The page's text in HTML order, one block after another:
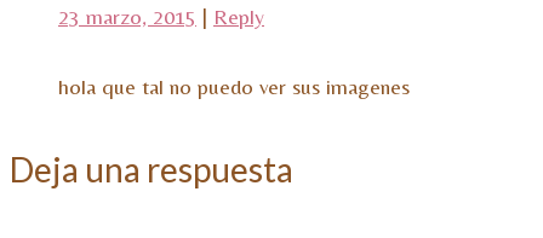
23 marzo, 2015 | Reply
hola que tal no puedo ver sus imagenes
Deja una respuesta